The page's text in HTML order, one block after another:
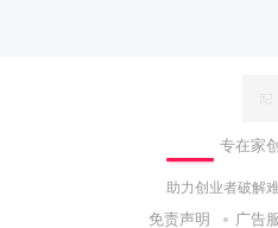
专在家
助力创业者破解
免责声明 广告